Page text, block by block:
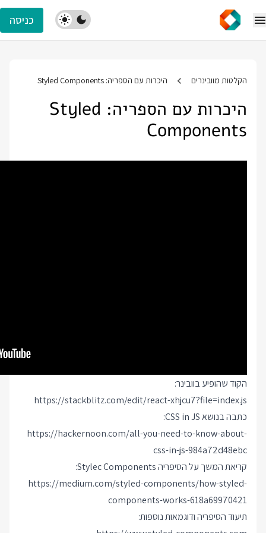
כניסה
הקלטות מוובינרים היכרות עם הספריה: Styled Components
היכרות עם הספריה: Styled
Components
הקוד שהופיע בוובינר:
https://stackblitz.com/edit/react-xhjcu7?file=index.js
כתבה בנושא CSS in JS:
https://hackernoon.com/all-you-need-to-know-about-
css-in-js-984a72d48ebc
קריאת המשך על הסיפריה Stylec Components:
https://medium.com/styled-components/how-styled-
components-works-618a69970421
תיעוד הסיפריה ודוגמאות נוספות: